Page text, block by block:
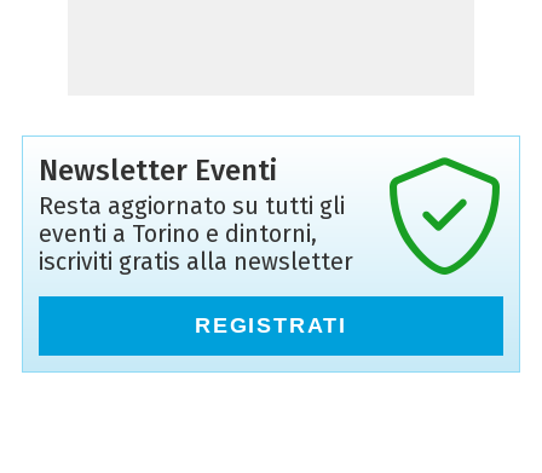
Newsletter Eventi
Resta aggiornato su tutti gli
eventi a Torino e dintorni,
iscriviti gratis alla newsletter
REGISTRATI